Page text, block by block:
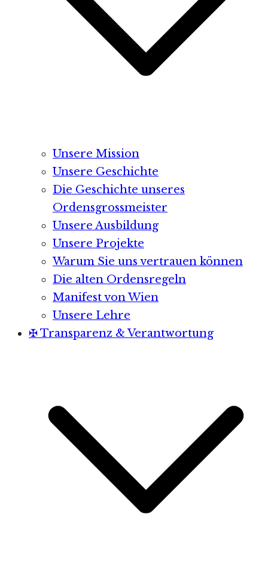
Unsere Mission
Unsere Geschichte
Die Geschichte unseres
Ordensgrossmeister
Unsere Ausbildung
Unsere Projekte
Warum Sie uns vertrauen können
Die alten Ordensregeln
Manifest von Wien
Unsere Lehre
✠ Transparenz & Verantwortung